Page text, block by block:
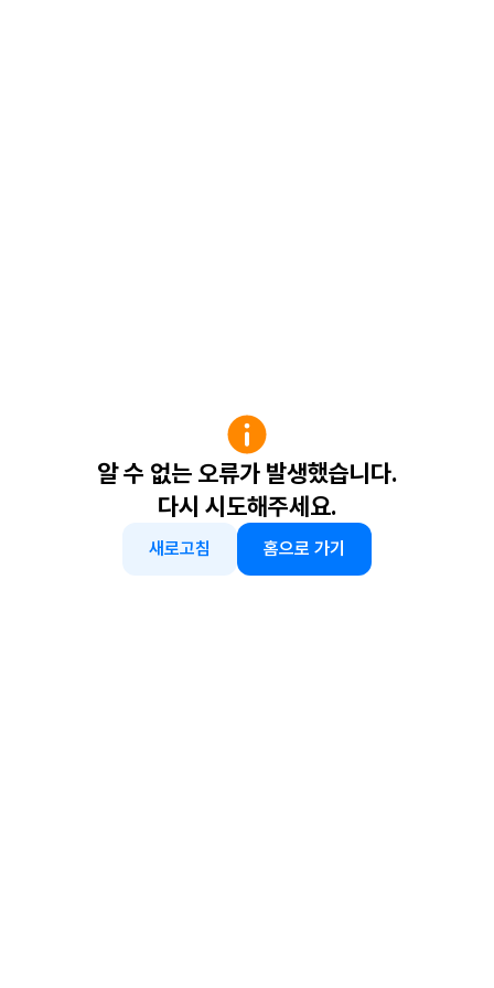
알 수 없는 오류가 발생했습니다.
다시 시도해주세요.
새로고침 홈으로 가기